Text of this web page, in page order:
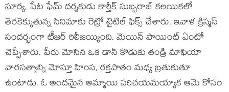
సూర్య, పేట ఫేమ్ దర్శకుడు కార్తీక్ సుబ్బరాజ్ కలయికలో
తెరకెక్కుతున్న సినిమాకు రెట్రో టైటిల్ ఫిక్స్ చేశారు. ఇవాళ క్రిస్మస్
సందర్భంగా టీజర్ రిలీజయ్యింది. మెయిన్ పాయింట్ ఏంటో
చెప్పేశారు. పేరు మోసిన ఒక డాన్ కొడుకు తండ్రి మాఫియా
వారసత్వాన్ని మోస్తూ హింస, రక్తపాతం మధ్య బ్రతుకుతూ
ఉంటాడు. ఓ అందమైన అమ్మాయి పరిచయమయ్యాక ఆమె కోసం